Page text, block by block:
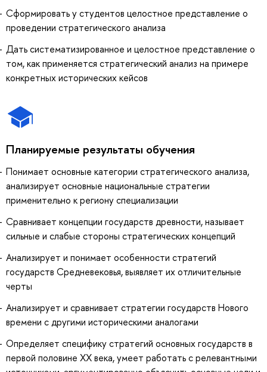
Сформировать у студентов целостное представление о
проведении стратегического анализа
Дать систематизированное и целостное представление о
том, как применяется стратегический анализ на примере
конкретных исторических кейсов
Планируемые результаты обучения
Понимает основные категории стратегического анализа,
анализирует основные национальные стратегии
применительно к региону специализации
Сравнивает концепции государств древности, называет
сильные и слабые стороны стратегических концепций
Анализирует и понимает особенности стратегий
государств Средневековья, выявляет их отличительные
черты
Анализирует и сравнивает стратегии государств Нового
времени с другими историческими аналогами
Определяет специфику стратегий основных государств в
первой половине XX века, умеет работать с релевантными